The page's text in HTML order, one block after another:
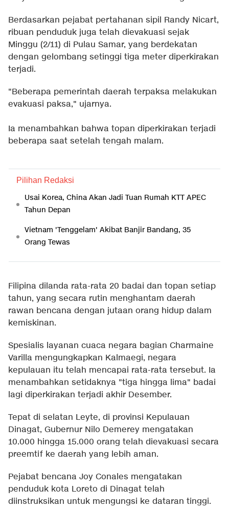
Berdasarkan pejabat pertahanan sipil Randy Nicart,
ribuan penduduk juga telah dievakuasi sejak
Minggu (2/11) di Pulau Samar, yang berdekatan
dengan gelombang setinggi tiga meter diperkirakan
terjadi.
"Beberapa pemerintah daerah terpaksa melakukan
evakuasi paksa," ujarnya.
Ia menambahkan bahwa topan diperkirakan terjadi
beberapa saat setelah tengah malam.
Pilihan Redaksi
Usai Korea, China Akan Jadi Tuan Rumah KTT APEC
Tahun Depan
Vietnam 'Tenggelam' Akibat Banjir Bandang, 35
Orang Tewas
Filipina dilanda rata-rata 20 badai dan topan setiap
tahun, yang secara rutin menghantam daerah
rawan bencana dengan jutaan orang hidup dalam
kemiskinan.
Spesialis layanan cuaca negara bagian Charmaine
Varilla mengungkapkan Kalmaegi, negara
kepulauan itu telah mencapai rata-rata tersebut. Ia
menambahkan setidaknya "tiga hingga lima" badai
lagi diperkirakan terjadi akhir Desember.
Tepat di selatan Leyte, di provinsi Kepulauan
Dinagat, Gubernur Nilo Demerey mengatakan
10.000 hingga 15.000 orang telah dievakuasi secara
preemtif ke daerah yang lebih aman.
Pejabat bencana Joy Conales mengatakan
penduduk kota Loreto di Dinagat telah
diinstruksikan untuk mengungsi ke dataran tinggi.